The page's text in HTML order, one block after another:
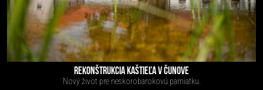
REKONŠTRUKCIA KAŠTIEĽA V ČUNOVE
Nový život pre neskorobarokovú pamiatku.